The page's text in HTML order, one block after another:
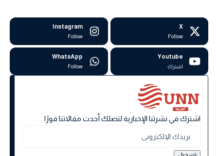
X
Follow
Instagram
Follow
Youtube
اشترك
WhatsApp
Follow
اشترك في نشرتنا الإخبارية لتصلك أحدث مقالاتنا فورًا